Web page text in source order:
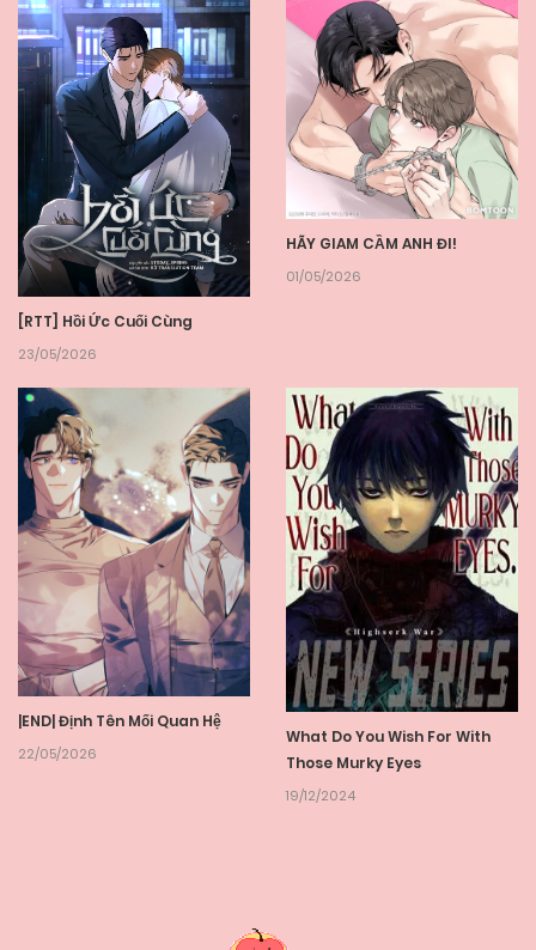
[RTT] Hồi Ức Cuối Cùng
23/05/2026
HÃY GIAM CẦM ANH ĐI!
01/05/2026
|END| Định Tên Mối Quan Hệ
22/05/2026
What Do You Wish For With
Those Murky Eyes
19/12/2024